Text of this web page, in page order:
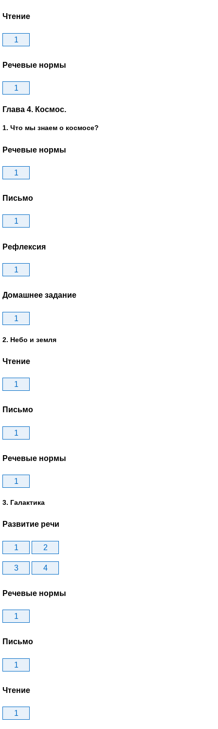
Чтение
1
Речевые нормы
1
Глава 4. Космос.
1. Что мы знаем о космосе?
Речевые нормы
1
Письмо
1
Рефлексия
1
Домашнее задание
1
2. Небо и земля
Чтение
1
Письмо
1
Речевые нормы
1
3. Галактика
Развитие речи
1 2
3 4
Речевые нормы
1
Письмо
1
Чтение
1